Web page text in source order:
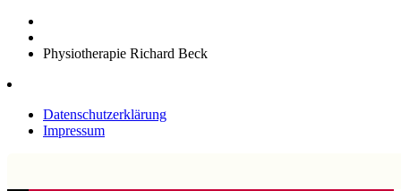
Physiotherapie Richard Beck
Datenschutzerklärung
Impressum